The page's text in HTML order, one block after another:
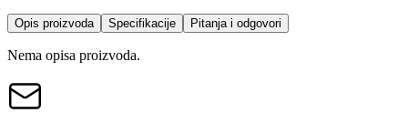
Opis proizvoda Specifikacije Pitanja i odgovori
Nema opisa proizvoda.